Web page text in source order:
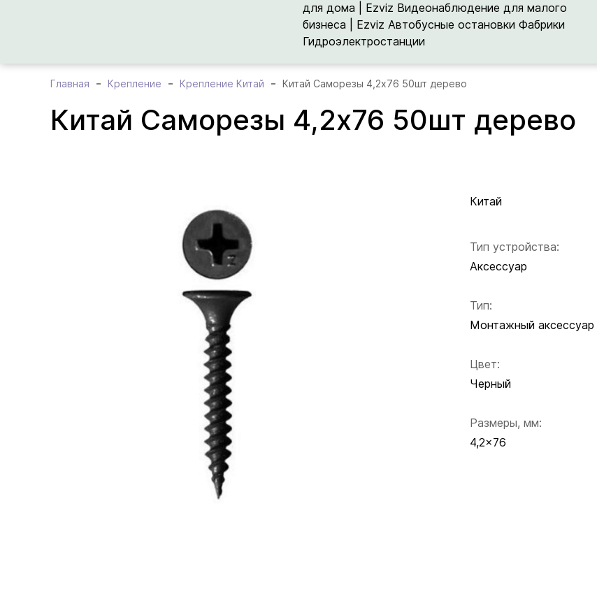
для дома | Ezviz Видеонаблюдение для малого
бизнеса | Ezviz Автобусные остановки Фабрики
Гидроэлектростанции
Главная Крепление Крепление Китай Китай Саморезы 4,2x76 50шт дерево
Китай Саморезы 4,2x76 50шт дерево
Китай
Тип устройства:
Аксессуар
Тип:
Монтажный аксессуар
Цвет:
Черный
Размеры, мм:
4,2x76